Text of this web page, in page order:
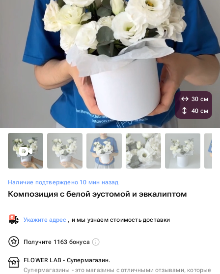
Наличие подтверждено 10 мин назад
Композиция с белой эустомой и эвкалиптом
Укажите адрес , и мы узнаем стоимость доставки
Получите 1163 бонуса
FLOWER LAB - Супермагазин.
Супермагазины - это магазины с отличными отзывами, которые
30 см
40 см